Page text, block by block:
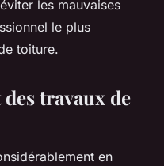
les mauvaises
le plus
toiture.
travaux de
en